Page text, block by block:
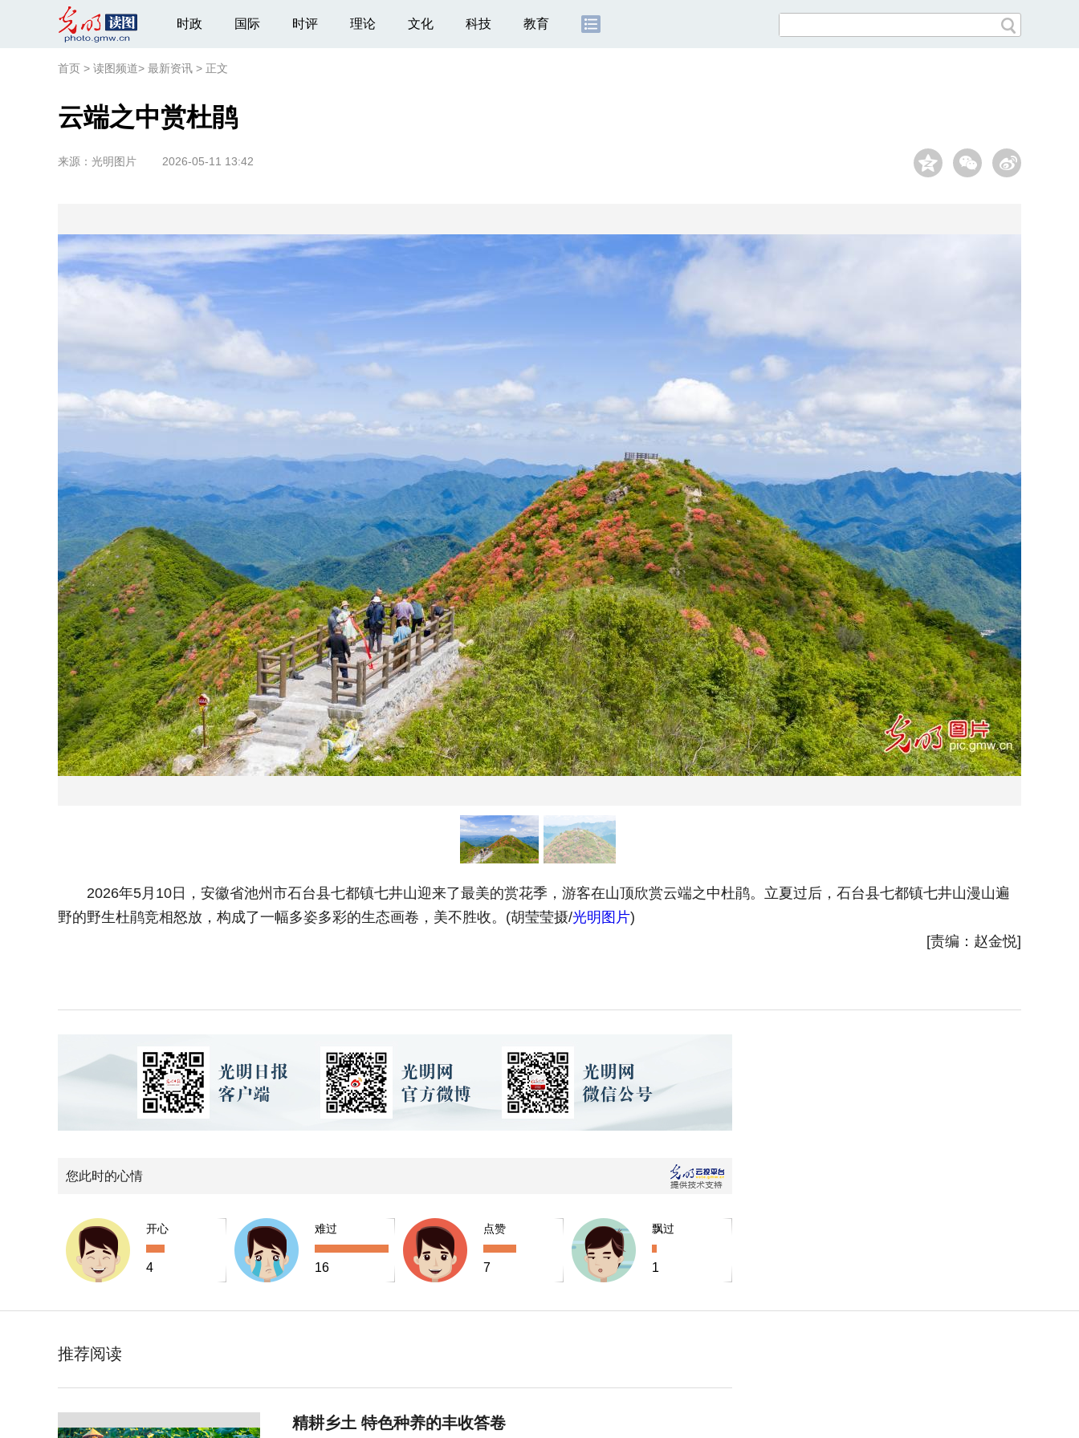
时政 国际 时评 理论 文化 科技 教育
首页 > 读图频道> 最新资讯 > 正文
云端之中赏杜鹃
来源： 光明图片 2026-05-11 13:42
2026年5月10日，安徽省池州市石台县七都镇七井山迎来了最美的赏花季，游客在山顶欣赏云端之中杜鹃。立夏过后，石台县七都镇七井山漫山遍
野的野生杜鹃竞相怒放，构成了一幅多姿多彩的生态画卷，美不胜收。(胡莹莹摄/光明图片)
[责编：赵金悦]
您此时的心情
开心
4
难过
16
点赞
7
飘过
1
推荐阅读
精耕乡土 特色种养的丰收答卷